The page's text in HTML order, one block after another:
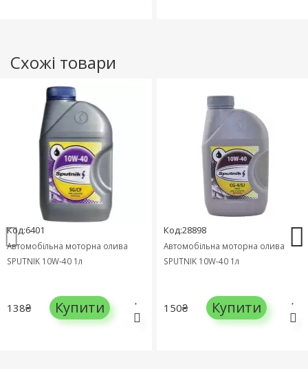
Схожі товари
Код:6401
Автомобільна моторна олива
SPUTNIK 10W-40 1л
138₴ Купити
Код:28898
Автомобільна моторна олива
SPUTNIK 10W-40 1л
150₴ Купити